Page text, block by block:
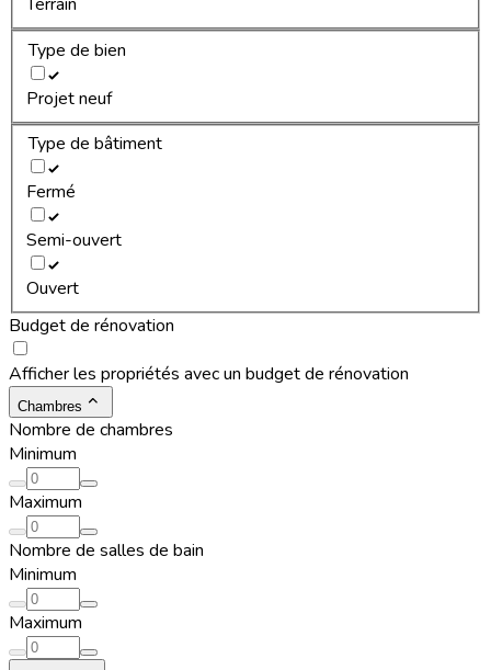
Type de bien
Projet neuf
Type de bâtiment
Fermé
Semi-ouvert
Ouvert
Budget de rénovation
Afficher les propriétés avec un budget de rénovation
Chambres
Nombre de chambres
Minimum
Maximum
Nombre de salles de bain
Minimum
Maximum